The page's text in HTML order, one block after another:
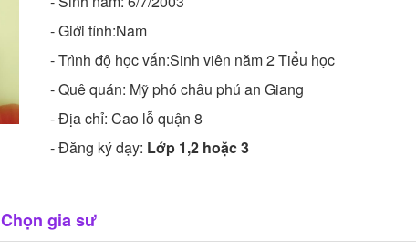
- Giới tính:Nam
- Trình độ học vấn:Sinh viên năm 2Tiểu học
- Quê quán: Mỹ phó châu phú an Giang
- Địa chỉ:Cao lỗ quận 8
- Đăng ký dạy: Lớp 1,2 hoặc 3
Chọn gia sư